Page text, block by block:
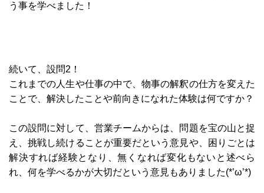
う事を学べました！
続いて、設問2！
これまでの人生や仕事の中で、物事の解釈の仕方を変えた
ことで、解決したことや前向きになれた体験は何ですか？
この設問に対して、営業チームからは、問題を宝の山と捉
え、挑戦し続けることが重要だという意見や、困りごとは
解決すれば経験となり、無くなれば変化もないと述べら
れ、何を学べるかが大切だという意見もありました(*’ω’*)